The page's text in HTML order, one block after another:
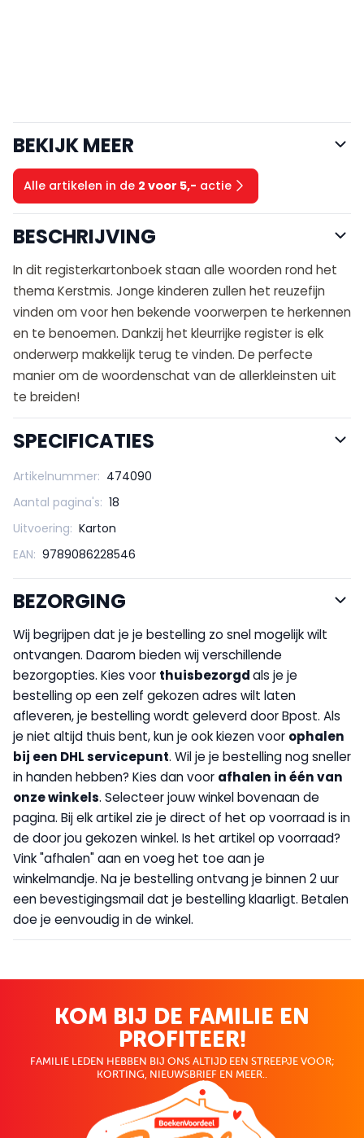
BEKIJK MEER
Alle artikelen in de 2 voor 5,- actie
BESCHRIJVING
In dit registerkartonboek staan alle woorden rond het
thema Kerstmis. Jonge kinderen zullen het reuzefijn
vinden om voor hen bekende voorwerpen te herkennen
en te benoemen. Dankzij het kleurrijke register is elk
onderwerp makkelijk terug te vinden. De perfecte
manier om de woordenschat van de allerkleinsten uit
te breiden!
SPECIFICATIES
Artikelnummer: 474090
Aantal pagina's: 18
Uitvoering: Karton
EAN: 9789086228546
BEZORGING
Wij begrijpen dat je je bestelling zo snel mogelijk wilt
ontvangen. Daarom bieden wij verschillende
bezorgopties. Kies voor thuisbezorgdals je je
bestelling op een zelf gekozen adres wilt laten
afleveren, je bestelling wordt geleverd door Bpost. Als
je niet altijd thuis bent, kun je ook kiezen voor ophalen
bij een DHL servicepunt. Wil je je bestelling nog sneller
in handen hebben? Kies dan voor afhalen in één van
onze winkels. Selecteer jouw winkel bovenaan de
pagina. Bij elk artikel zie je direct of het op voorraad is in
de door jou gekozen winkel. Is het artikel op voorraad?
Vink "afhalen" aan en voeg het toe aan je
winkelmandje. Na je bestelling ontvang je binnen 2 uur
een bevestigingsmail dat je bestelling klaarligt. Betalen
doe je eenvoudig in de winkel.
KOM BIJ DE FAMILIE EN
PROFITEER!
FAMILIE LEDEN HEBBEN BIJ ONS ALTIJD EEN STREEPJE VOOR;
KORTING, NIEUWSBRIEF EN MEER..